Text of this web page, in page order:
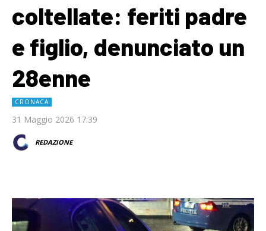
coltellate: feriti padre
e figlio, denunciato un
28enne
CRONACA
31 Maggio 2026 17:39
REDAZIONE